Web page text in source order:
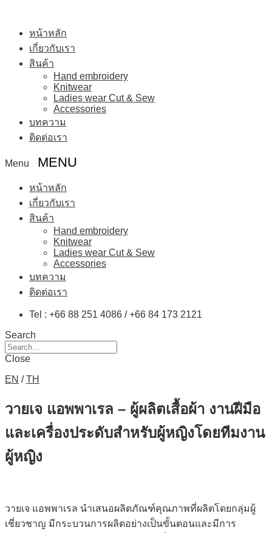
หน้าหลัก
เกี่ยวกับเรา
สินค้า
Hand embroidery
Knitwear
Ladies wear Cut & Sew
Accessories
บทความ
ติดต่อเรา
Menu
หน้าหลัก
เกี่ยวกับเรา
สินค้า
Hand embroidery
Knitwear
Ladies wear Cut & Sew
Accessories
บทความ
ติดต่อเรา
Tel : +66 88 251 4086 / +66 84 173 2121
Search
Close
EN /TH
วายเจ แอพพาเรล – ผู้ผลิตเสื้อผ้า งานฝีมือ
และเครื่องประดับสำหรับผู้หญิงโดยทีมงาน
ผู้หญิง
วายเจ แอพพาเรล นำเสนอผลิตภัณฑ์คุณภาพที่ผลิตโดยกลุ่มผู้
เชี่ยวชาญ มีกระบวนการผลิตอย่างเป็นขั้นตอนและมีการ